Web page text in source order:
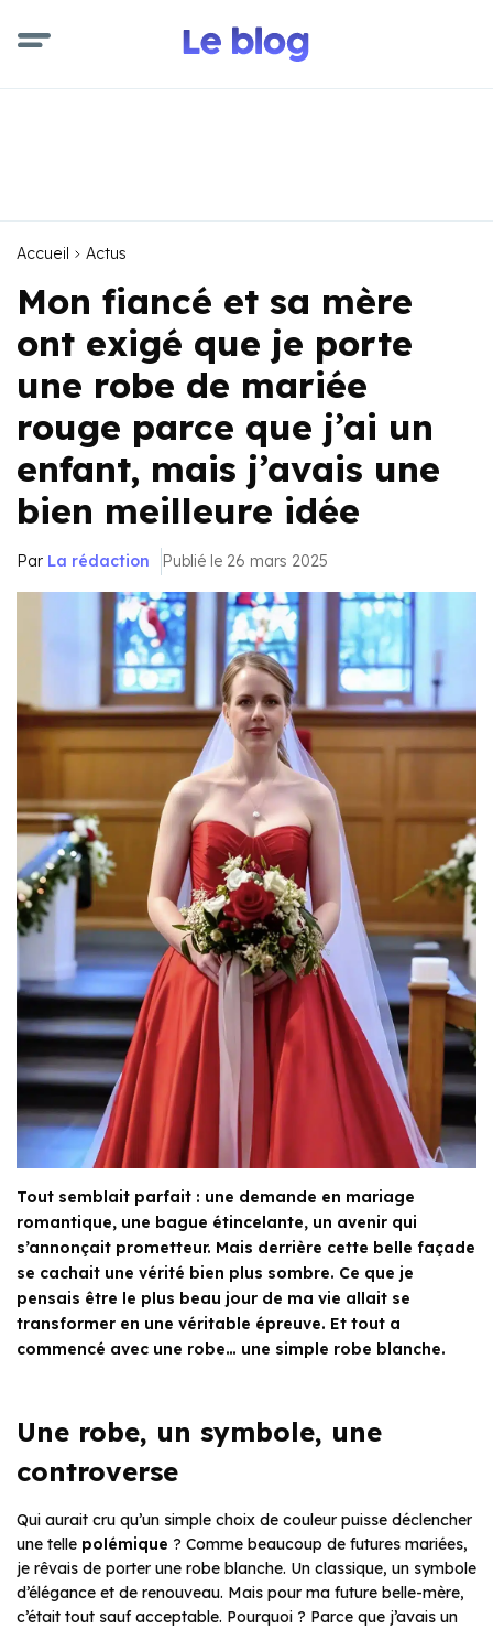
Accueil Actus
Mon fiancé et sa mère
ont exigé que je porte
une robe de mariée
rouge parce que j’ai un
enfant, mais j’avais une
bien meilleure idée
Par La rédaction Publié le 26 mars 2025
Tout semblait parfait : une demande en mariage
romantique, une bague étincelante, un avenir qui
s’annonçait prometteur. Mais derrière cette belle façade
se cachait une vérité bien plus sombre. Ce que je
pensais être le plus beau jour de ma vie allait se
transformer en une véritable épreuve. Et tout a
commencé avec une robe… une simple robe blanche.
Une robe, un symbole, une
controverse
Qui aurait cru qu’un simple choix de couleur puisse déclencher
une telle polémique ? Comme beaucoup de futures mariées,
je rêvais de porter une robe blanche. Un classique, un symbole
d’élégance et de renouveau. Mais pour ma future belle-mère,
c’était tout sauf acceptable. Pourquoi ? Parce que j’avais un